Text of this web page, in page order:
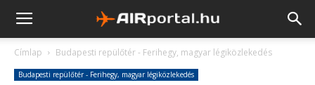
Címlap Budapesti repülőtér - Ferihegy, magyar légiközlekedés
Budapesti repülőtér - Ferihegy, magyar légiközlekedés